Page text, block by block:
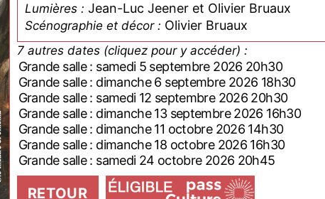
Lumières : Jean-Luc Jeener et Olivier Bruaux
Scénographie et décor : Olivier Bruaux
7 autres dates (cliquez pour y accéder) :
Grande salle : samedi 5 septembre 2026 20h30
Grande salle : dimanche 6 septembre 2026 18h30
Grande salle : samedi 12 septembre 2026 20h30
Grande salle : dimanche 13 septembre 2026 16h30
Grande salle : dimanche 11 octobre 2026 14h30
Grande salle : dimanche 18 octobre 2026 16h30
Grande salle : samedi 24 octobre 2026 20h45